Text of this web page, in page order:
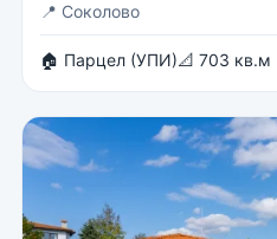
📍 Соколово
🏠 Парцел (УПИ)📐 703 кв.м